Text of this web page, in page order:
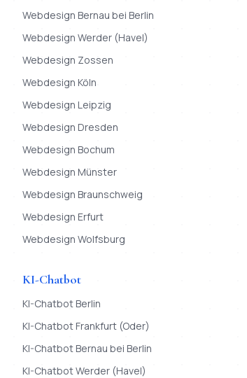
Webdesign Bernau bei Berlin
Webdesign Werder (Havel)
Webdesign Zossen
Webdesign Köln
Webdesign Leipzig
Webdesign Dresden
Webdesign Bochum
Webdesign Münster
Webdesign Braunschweig
Webdesign Erfurt
Webdesign Wolfsburg
KI-Chatbot
KI-ChatbotBerlin
KI-ChatbotFrankfurt (Oder)
KI-ChatbotBernau bei Berlin
KI-ChatbotWerder (Havel)